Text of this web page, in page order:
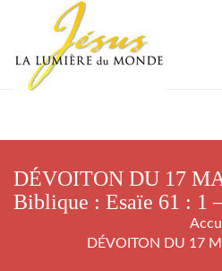
DÉVOITON DU 17
Biblique : Esaïe 61 : 1
DÉVOITON DU 17